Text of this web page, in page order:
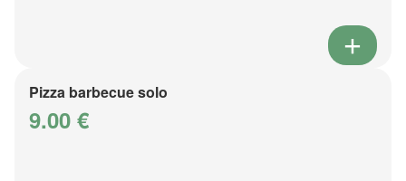
Pizza barbecue solo
9.00 €